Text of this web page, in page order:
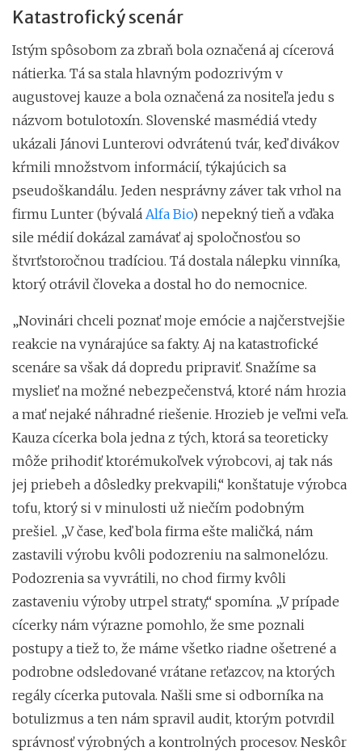
Katastrofický scenár
Istým spôsobom za zbraň bola označená aj cícerová
nátierka. Tá sa stala hlavným podozrivým v
augustovej kauze a bola označená za nositeľa jedu s
názvom botulotoxín. Slovenské masmédiá vtedy
ukázali Jánovi Lunterovi odvrátenú tvár, keď divákov
kŕmili množstvom informácií, týkajúcich sa
pseudoškandálu. Jeden nesprávny záver tak vrhol na
firmu Lunter (bývalá Alfa Bio) nepekný tieň a vďaka
sile médií dokázal zamávať aj spoločnosťou so
štvrťstoročnou tradíciou. Tá dostala nálepku vinníka,
ktorý otrávil človeka a dostal ho do nemocnice.
„Novinári chceli poznať moje emócie a najčerstvejšie
reakcie na vynárajúce sa fakty. Aj na katastrofické
scenáre sa však dá dopredu pripraviť. Snažíme sa
myslieť na možné nebezpečenstvá, ktoré nám hrozia
a mať nejaké náhradné riešenie. Hrozieb je veľmi veľa.
Kauza cícerka bola jedna z tých, ktorá sa teoreticky
môže prihodiť ktorémukoľvek výrobcovi, aj tak nás
jej priebeh a dôsledky prekvapili,“ konštatuje výrobca
tofu, ktorý si v minulosti už niečím podobným
prešiel. „V čase, keď bola firma ešte maličká, nám
zastavili výrobu kvôli podozreniu na salmonelózu.
Podozrenia sa vyvrátili, no chod firmy kvôli
zastaveniu výroby utrpel straty,“ spomína. „V prípade
cícerky nám výrazne pomohlo, že sme poznali
postupy a tiež to, že máme všetko riadne ošetrené a
podrobne odsledované vrátane reťazcov, na ktorých
regály cícerka putovala. Našli sme si odborníka na
botulizmus a ten nám spravil audit, ktorým potvrdil
správnosť výrobných a kontrolných procesov. Neskôr